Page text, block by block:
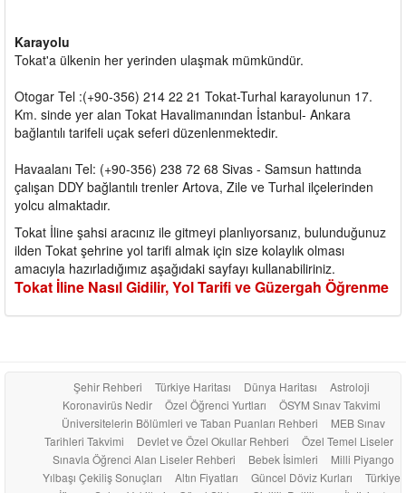
Karayolu
Tokat'a ülkenin her yerinden ulaşmak mümkündür.
Otogar Tel :(+90-356) 214 22 21 Tokat-Turhal karayolunun 17.
Km. sinde yer alan Tokat Havalimanından İstanbul- Ankara
bağlantılı tarifeli uçak seferi düzenlenmektedir.
Havaalanı Tel: (+90-356) 238 72 68 Sivas - Samsun hattında
çalışan DDY bağlantılı trenler Artova, Zile ve Turhal ilçelerinden
yolcu almaktadır.
Tokat İline şahsi aracınız ile gitmeyi planlıyorsanız, bulunduğunuz
ilden Tokat şehrine yol tarifi almak için size kolaylık olması
amacıyla hazırladığımız aşağıdaki sayfayı kullanabiliriniz.
Tokat İline Nasıl Gidilir, Yol Tarifi ve Güzergah Öğrenme
Şehir Rehberi Türkiye Haritası Dünya Haritası
Astroloji
Koronavirüs Nedir
Özel Öğrenci Yurtları
ÖSYM Sınav Takvimi
Üniversitelerin Bölümleri ve Taban Puanları Rehberi
MEB Sınav
Tarihleri Takvimi
Devlet ve Özel Okullar Rehberi
Özel Temel Liseler
Sınavla Öğrenci Alan Liseler Rehberi
Bebek İsimleri
Milli Piyango
Yılbaşı Çekiliş Sonuçları
Altın Fiyatları Güncel Döviz Kurları
Türkiye